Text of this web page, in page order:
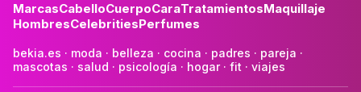
MarcasCabelloCuerpoCaraTratamientosMaquillaje
HombresCelebritiesPerfumes
bekia.es · moda · belleza · cocina · padres · pareja ·
mascotas · salud · psicología · hogar· fit · viajes